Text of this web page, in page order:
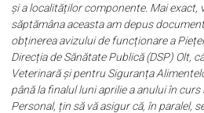
și a localităților componente. Mai
săptămâna aceasta am depus
obținerea avizului de funcționare a
Direcția de Sănătate Publică (DSP) Olt,
Veterinară și pentru Siguranța
până la finalul luni aprilie a anului în
Personal, țin să vă asigur că, în paralel,